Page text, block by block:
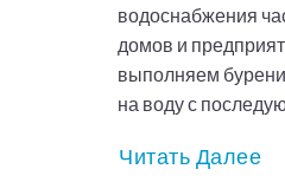
водоснабжения
домов и
выполняем
на воду с
Читать Далее